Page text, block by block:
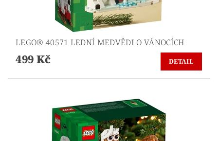
LEGO® 40571 LEDNÍ MEDVĚDI O VÁNOCÍCH
499 Kč DETAIL